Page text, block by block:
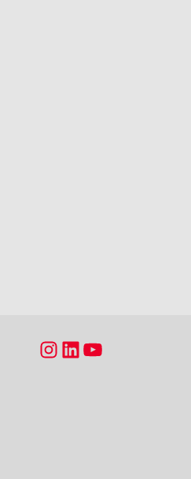
Instagram
LinkedIn
YouTube